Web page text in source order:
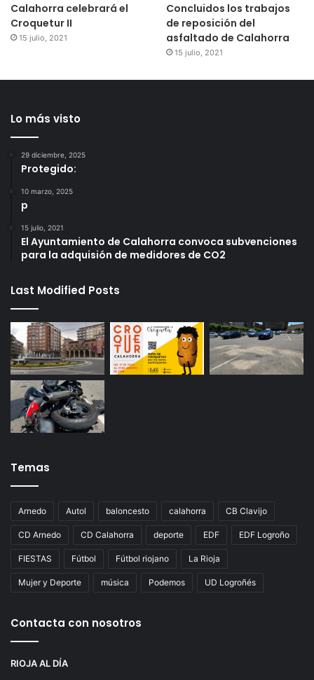
Calahorra celebrará el
Croquetur II
15 julio, 2021
Concluidos los trabajos
de reposición del
asfaltado de Calahorra
15 julio, 2021
Lo más visto
29 diciembre, 2025
Protegido:
10 marzo, 2025
p
15 julio, 2021
El Ayuntamiento de Calahorra convoca subvenciones
para la adquisión de medidores de CO2
Last Modified Posts
Temas
Arnedo Autol baloncesto calahorra CB Clavijo
CD Arnedo CD Calahorra deporte EDF EDF Logroño
FIESTAS Fútbol Fútbol riojano La Rioja
Mujer y Deporte música Podemos UD Logroñés
Contacta con nosotros
RIOJA AL DÍA